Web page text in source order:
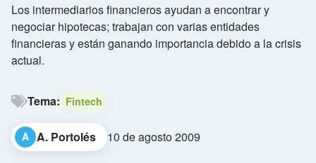
Los intermediarios financieros ayudan a encontrar y
negociar hipotecas; trabajan con varias entidades
financieras y están ganando importancia debido a la crisis
actual.
Tema: Fintech
A A. Portolés 10 de agosto 2009